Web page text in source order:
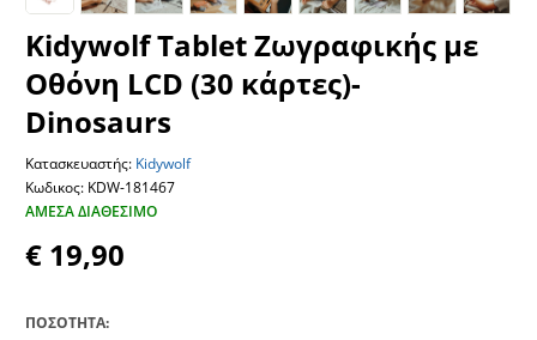
Kidywolf Tablet Ζωγραφικής με
Οθόνη LCD (30 κάρτες)-
Dinosaurs
Κατασκευαστής: Kidywolf
Κωδικος: KDW-181467
ΆΜΕΣΑ ΔΙΑΘΈΣΙΜΟ
€ 19,90
ΠΟΣΟΤΗΤΑ: